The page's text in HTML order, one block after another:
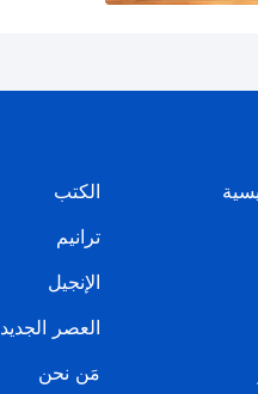
الكتب
ترانيم
الإنجيل
العصر الجديد
مَن نحن